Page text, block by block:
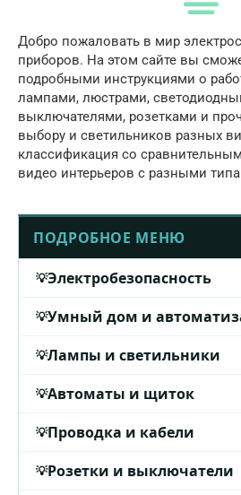
Добро пожаловать в мир
приборов. На этом сайте вы
подробными инструкциями о
лампами, люстрами,
выключателями, розетками и
выбору и светильников разных
классификация со
видео интерьеров с разными
ПОДРОБНОЕ МЕНЮ
Электробезопасность
Умный дом и
Лампы и светильники
Автоматы и щиток
Проводка и кабели
Розетки и выключатели